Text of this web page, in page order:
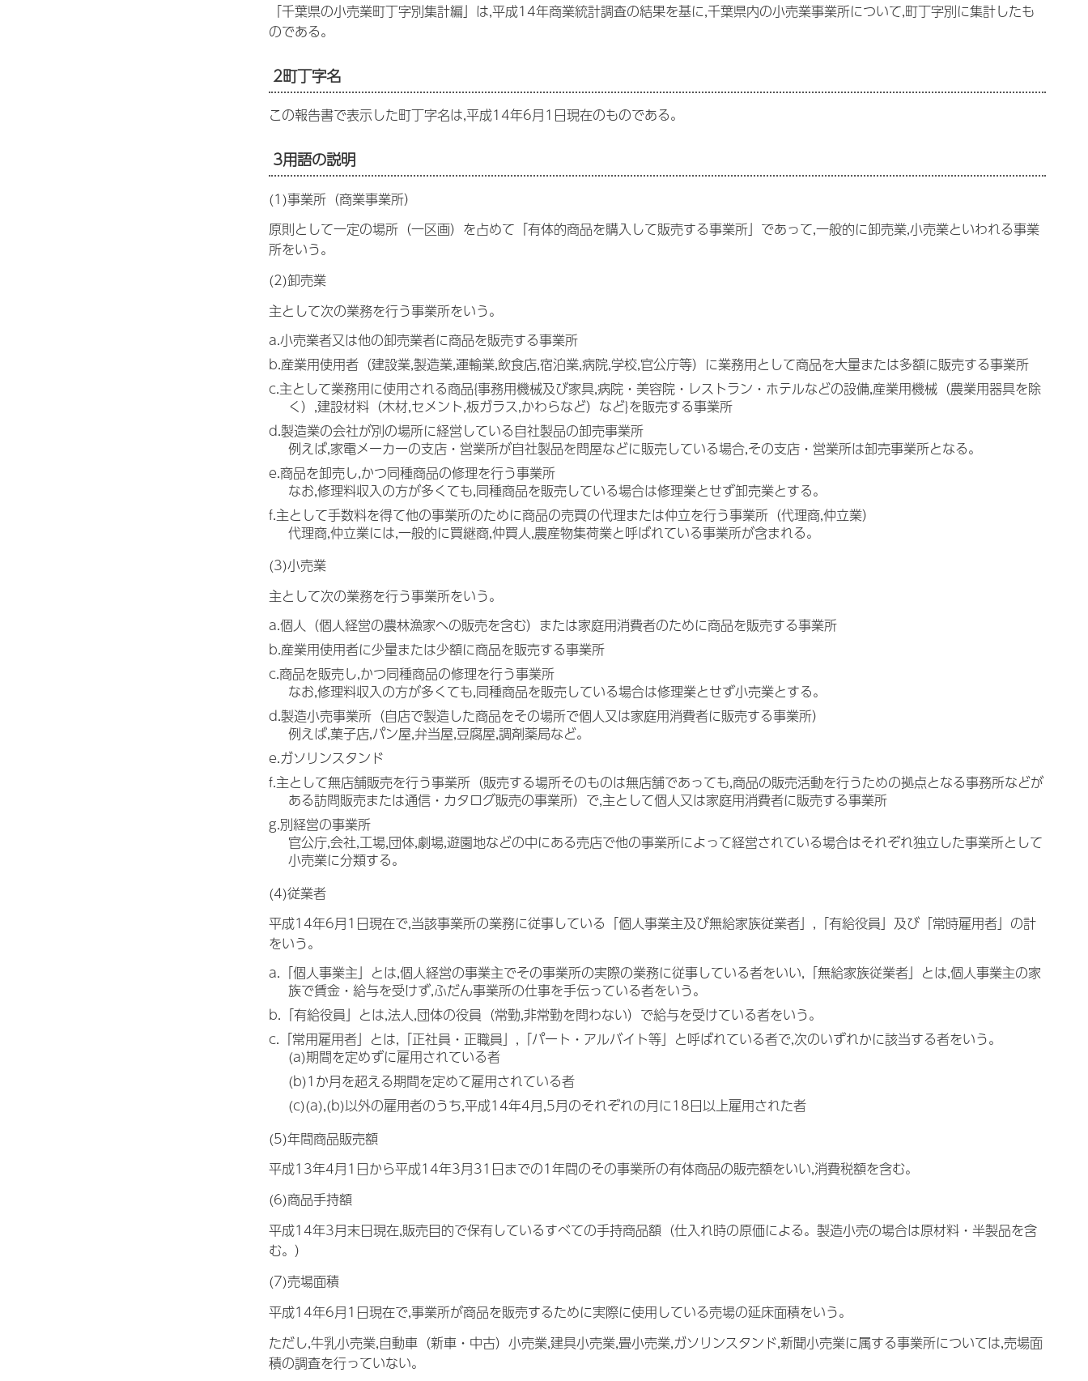
「千葉県の小売業町丁字別集計編」は,平成14年商業統計調査の結果を基に,千葉県内の小売業事業所について,町丁字別に集計したも
のである。
2町丁字名
この報告書で表示した町丁字名は,平成14年6月1日現在のものである。
3用語の説明
(1)事業所（商業事業所）
原則として一定の場所（一区画）を占めて「有体的商品を購入して販売する事業所」であって,一般的に卸売業,小売業といわれる事業
所をいう。
(2)卸売業
主として次の業務を行う事業所をいう。
a.小売業者又は他の卸売業者に商品を販売する事業所
b.産業用使用者（建設業,製造業,運輸業,飲食店,宿泊業,病院,学校,官公庁等）に業務用として商品を大量または多額に販売する事業所
c.主として業務用に使用される商品{事務用機械及び家具,病院・美容院・レストラン・ホテルなどの設備,産業用機械（農業用器具を除
く）,建設材料（木材,セメント,板ガラス,かわらなど）など}を販売する事業所
d.製造業の会社が別の場所に経営している自社製品の卸売事業所
例えば,家電メーカーの支店・営業所が自社製品を問屋などに販売している場合,その支店・営業所は卸売事業所となる。
e.商品を卸売し,かつ同種商品の修理を行う事業所
なお,修理料収入の方が多くても,同種商品を販売している場合は修理業とせず卸売業とする。
f.主として手数料を得て他の事業所のために商品の売買の代理または仲立を行う事業所（代理商,仲立業）
代理商,仲立業には,一般的に買継商,仲買人,農産物集荷業と呼ばれている事業所が含まれる。
(3)小売業
主として次の業務を行う事業所をいう。
a.個人（個人経営の農林漁家への販売を含む）または家庭用消費者のために商品を販売する事業所
b.産業用使用者に少量または少額に商品を販売する事業所
c.商品を販売し,かつ同種商品の修理を行う事業所
なお,修理料収入の方が多くても,同種商品を販売している場合は修理業とせず小売業とする。
d.製造小売事業所（自店で製造した商品をその場所で個人又は家庭用消費者に販売する事業所）
例えば,菓子店,パン屋,弁当屋,豆腐屋,調剤薬局など。
e.ガソリンスタンド
f.主として無店舗販売を行う事業所（販売する場所そのものは無店舗であっても,商品の販売活動を行うための拠点となる事務所などが
ある訪問販売または通信・カタログ販売の事業所）で,主として個人又は家庭用消費者に販売する事業所
g.別経営の事業所
官公庁,会社,工場,団体,劇場,遊園地などの中にある売店で他の事業所によって経営されている場合はそれぞれ独立した事業所として
小売業に分類する。
(4)従業者
平成14年6月1日現在で,当該事業所の業務に従事している「個人事業主及び無給家族従業者」,「有給役員」及び「常時雇用者」の計
をいう。
a.「個人事業主」とは,個人経営の事業主でその事業所の実際の業務に従事している者をいい,「無給家族従業者」とは,個人事業主の家
族で賃金・給与を受けず,ふだん事業所の仕事を手伝っている者をいう。
b.「有給役員」とは,法人,団体の役員（常勤,非常勤を問わない）で給与を受けている者をいう。
c.「常用雇用者」とは,「正社員・正職員」,「パート・アルバイト等」と呼ばれている者で,次のいずれかに該当する者をいう。
(a)期間を定めずに雇用されている者
(b)1か月を超える期間を定めて雇用されている者
(c)(a),(b)以外の雇用者のうち,平成14年4月,5月のそれぞれの月に18日以上雇用された者
(5)年間商品販売額
平成13年4月1日から平成14年3月31日までの1年間のその事業所の有体商品の販売額をいい,消費税額を含む。
(6)商品手持額
平成14年3月末日現在,販売目的で保有しているすべての手持商品額（仕入れ時の原価による。製造小売の場合は原材料・半製品を含
む。）
(7)売場面積
平成14年6月1日現在で,事業所が商品を販売するために実際に使用している売場の延床面積をいう。
ただし,牛乳小売業,自動車（新車・中古）小売業,建具小売業,畳小売業,ガソリンスタンド,新聞小売業に属する事業所については,売場面
積の調査を行っていない。